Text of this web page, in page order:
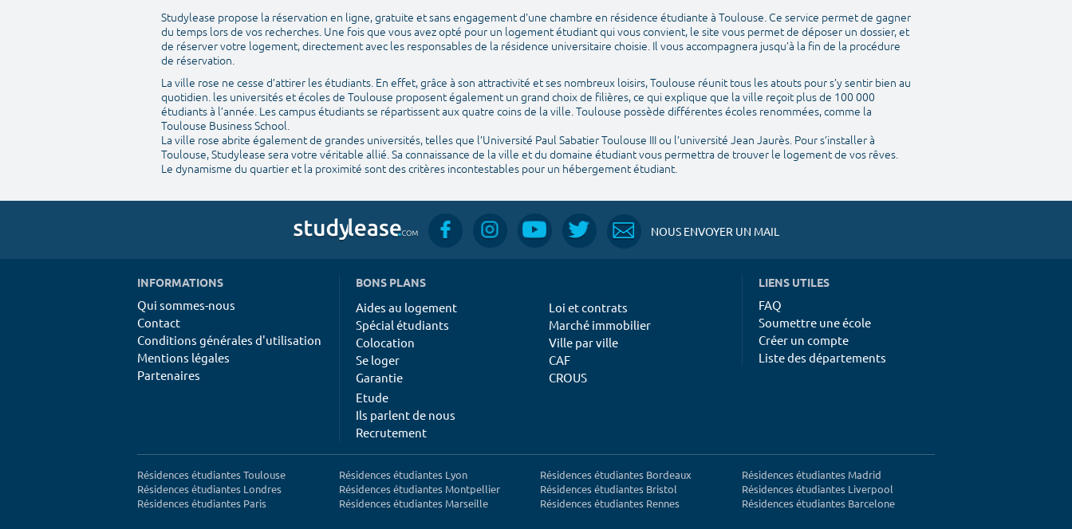
Studylease propose la réservation en ligne, gratuite et sans engagement d'une chambre en résidence étudiante à Toulouse. Ce service permet de gagner
du temps lors de vos recherches. Une fois que vous avez opté pour un logement étudiant qui vous convient, le site vous permet de déposer un dossier, et
de réserver votre logement, directement avec les responsables de la résidence universitaire choisie. Il vous accompagnera jusqu’à la fin de la procédure
de réservation.
La ville rose ne cesse d’attirer les étudiants. En effet, grâce à son attractivité et ses nombreux loisirs, Toulouse réunit tous les atouts pour s’y sentir bien au
quotidien. les universités et écoles de Toulouse proposent également un grand choix de filières, ce qui explique que la ville reçoit plus de 100 000
étudiants à l’année. Les campus étudiants se répartissent aux quatre coins de la ville. Toulouse possède différentes écoles renommées, comme la
Toulouse Business School.
La ville rose abrite également de grandes universités, telles que l’Université Paul Sabatier Toulouse III ou l’université Jean Jaurès. Pour s’installer à
Toulouse, Studylease sera votre véritable allié. Sa connaissance de la ville et du domaine étudiant vous permettra de trouver le logement de vos rêves.
Le dynamisme du quartier et la proximité sont des critères incontestables pour un hébergement étudiant.
NOUS ENVOYER UN MAIL
INFORMATIONS
Qui sommes-nous
Contact
Conditions générales d'utilisation
Mentions légales
Partenaires
BONS PLANS
Aides au logement
Spécial étudiants
Colocation
Se loger
Garantie
Loi et contrats
Marché immobilier
Ville par ville
CAF
CROUS
Etude
Ils parlent de nous
Recrutement
LIENS UTILES
FAQ
Soumettre une école
Créer un compte
Liste des départements
Résidences étudiantes Toulouse
Résidences étudiantes Londres
Résidences étudiantes Paris
Résidences étudiantes Lyon
Résidences étudiantes Montpellier
Résidences étudiantes Marseille
Résidences étudiantes Bordeaux
Résidences étudiantes Bristol
Résidences étudiantes Rennes
Résidences étudiantes Madrid
Résidences étudiantes Liverpool
Résidences étudiantes Barcelone